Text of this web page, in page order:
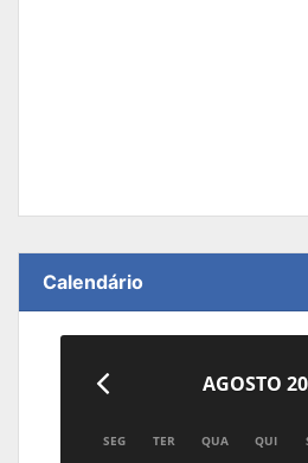
Calendário
AGOSTO
SEG TER QUA QUI